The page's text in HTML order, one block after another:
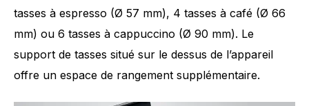
tasses à espresso (Ø 57 mm), 4 tasses à café (Ø 66
mm) ou 6 tasses à cappuccino (Ø 90 mm). Le
support de tasses situé sur le dessus de l’appareil
offre un espace de rangement supplémentaire.